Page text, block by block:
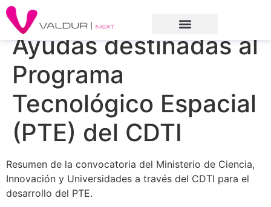
Ayudas destinadas al
Programa
Tecnológico Espacial
(PTE) del CDTI
Resumen de la convocatoria del Ministerio de Ciencia,
Innovación y Universidades a través del CDTI para el
desarrollo del PTE.